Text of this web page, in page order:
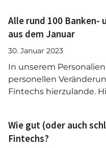
Alle rund 100 Banken-
aus dem Januar
30. Januar 2023
In unserem
personellen
Fintechs hierzulande.
Wie gut (oder auch
Fintechs?